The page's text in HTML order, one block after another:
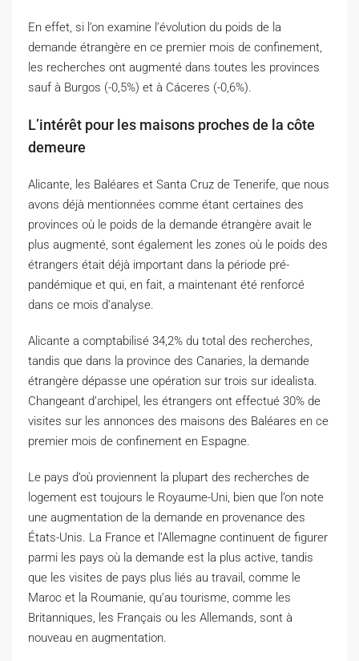
En effet, si l’on examine l’évolution du poids de la
demande étrangère en ce premier mois de confinement,
les recherches ont augmenté dans toutes les provinces
sauf à Burgos (-0,5%) et à Cáceres (-0,6%).
L’intérêt pour les maisons proches de la côte
demeure
Alicante, les Baléares et Santa Cruz de Tenerife, que nous
avons déjà mentionnées comme étant certaines des
provinces où le poids de la demande étrangère avait le
plus augmenté, sont également les zones où le poids des
étrangers était déjà important dans la période pré-
pandémique et qui, en fait, a maintenant été renforcé
dans ce mois d’analyse.
Alicante a comptabilisé 34,2% du total des recherches,
tandis que dans la province des Canaries, la demande
étrangère dépasse une opération sur trois sur idealista.
Changeant d’archipel, les étrangers ont effectué 30% de
visites sur les annonces des maisons des Baléares en ce
premier mois de confinement en Espagne.
Le pays d’où proviennent la plupart des recherches de
logement est toujours le Royaume-Uni, bien que l’on note
une augmentation de la demande en provenance des
États-Unis. La France et l’Allemagne continuent de figurer
parmi les pays où la demande est la plus active, tandis
que les visites de pays plus liés au travail, comme le
Maroc et la Roumanie, qu’au tourisme, comme les
Britanniques, les Français ou les Allemands, sont à
nouveau en augmentation.